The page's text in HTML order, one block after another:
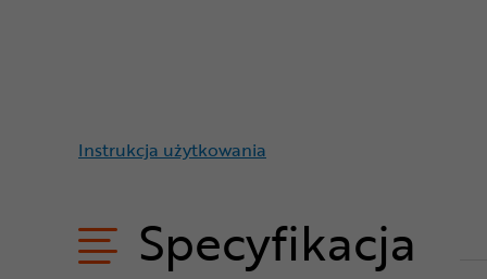
Instrukcja użytkowania
Specyfikacja